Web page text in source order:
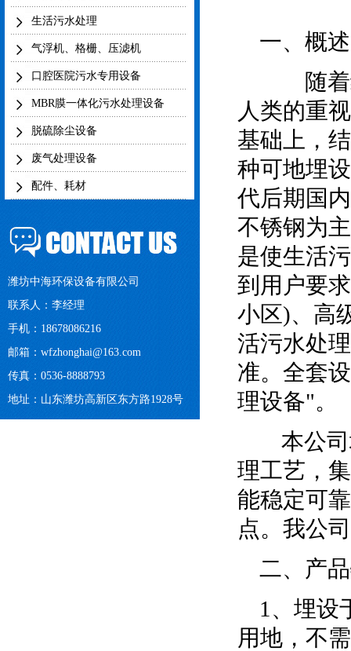
生活污水处理
气浮机、格栅、压滤机
口腔医院污水专用设备
MBR膜一体化污水处理设备
脱硫除尘设备
废气处理设备
配件、耗材
潍坊中海环保设备有限公司
联系人：李经理
手机：18678086216
邮箱： wfzhonghai@163.com
传真：0536-8888793
地址：山东潍坊高新区东方路1928号
一、概述
随着经
人类的重
基础上，
种可地埋
代后期国
不锈钢为
是使生活
到用户要
小区)、高
活污水处
准。全套
理设备"。
本公司
理工艺，
能稳定可
点。我公
二、产
1、埋设
用地，不